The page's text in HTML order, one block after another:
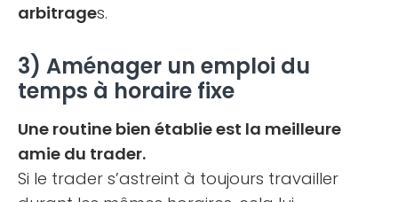
arbitrages.
3) Aménager un emploi du
temps à horaire fixe
Une routine bien établie est la meilleure
amie du trader.
Si le trader s’astreint à toujours travailler